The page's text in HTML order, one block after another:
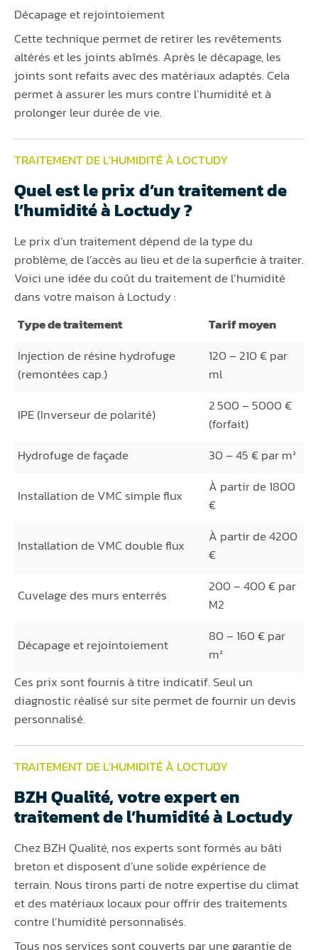
Décapage et rejointoiement
Cette technique permet de retirer les revêtements
altérés et les joints abîmés. Après le décapage, les
joints sont refaits avec des matériaux adaptés. Cela
permet à assurer les murs contre l’humidité et à
prolonger leur durée de vie.
TRAITEMENT DE L'HUMIDITÉ À LOCTUDY
Quel est le prix d’un traitement de
l’humidité à Loctudy ?
Le prix d’un traitement dépend de la type du
problème, de l’accès au lieu et de la superficie à traiter.
Voici une idée du coût du traitement de l’humidité
dans votre maison à Loctudy :
Type de traitement
Tarif moyen
Injection de résine hydrofuge
(remontées cap.)
120 – 210 € par
ml
IPE (Inverseur de polarité)
2 500 – 5000 €
(forfait)
Hydrofuge de façade
30 – 45 € par m²
Installation de VMC simple flux
À partir de 1800
€
Installation de VMC double flux
À partir de 4200
€
Cuvelage des murs enterrés
200 – 400 € par
M2
Décapage et rejointoiement
80 – 160 € par
m²
Ces prix sont fournis à titre indicatif. Seul un
diagnostic réalisé sur site permet de fournir un devis
personnalisé.
TRAITEMENT DE L'HUMIDITÉ À LOCTUDY
BZH Qualité, votre expert en
traitement de l’humidité à Loctudy
Chez BZH Qualité, nos experts sont formés au bâti
breton et disposent d’une solide expérience de
terrain. Nous tirons parti de notre expertise du climat
et des matériaux locaux pour offrir des traitements
contre l’humidité personnalisés.
Tous nos services sont couverts par une garantie de